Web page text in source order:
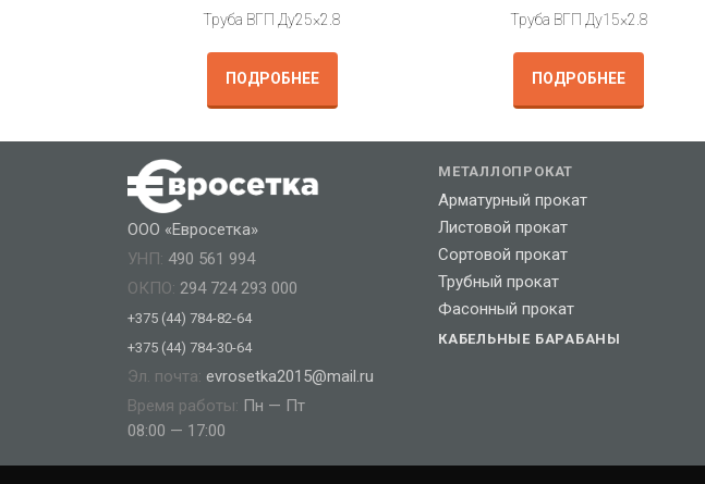
Труба ВГП Ду25×2.8
ПОДРОБНЕЕ
Труба ВГП Ду15×2.8
ПОДРОБНЕЕ
ООО «Евросетка»
УНП: 490 561 994
ОКПО: 294 724 293 000
+375 (44) 784-82-64
+375 (44) 784-30-64
Эл. почта: evrosetka2015@mail.ru
Время работы: Пн — Пт
08:00 — 17:00
МЕТАЛЛОПРОКАТ
Арматурный прокат
Листовой прокат
Сортовой прокат
Трубный прокат
Фасонный прокат
КАБЕЛЬНЫЕ БАРАБАНЫ